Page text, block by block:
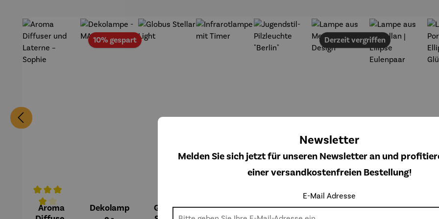
Durchschnittliche Bewertung von 4 von 5 Sternen
Aroma
10% gespartRabatt
Dekolamp
Globus
Infrarotla
Jugendstil
Derzeit vergriffen
Lampe
Lampe
Newsletter
Melden Sie sich jetzt für unseren Newsletter an und
einer versandkostenfreien Bestellung!
E-Mail Adresse